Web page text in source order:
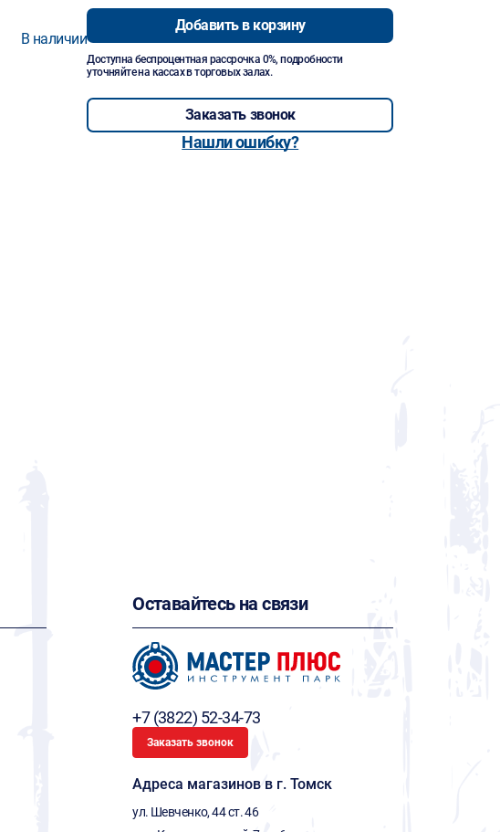
В наличии
Добавить в корзину
Доступна беспроцентная рассрочка 0%, подробности
уточняйте на кассах в торговых залах.
Заказать звонок
Нашли ошибку?
Оставайтесь на связи
+7 (3822) 52-34-73
Заказать звонок
Адреса магазинов в г. Томск
ул. Шевченко, 44 ст. 46